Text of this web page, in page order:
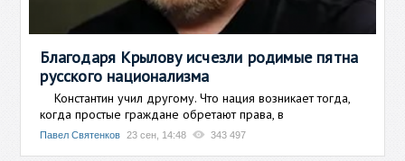
Благодаря Крылову исчезли родимые пятна
русского национализма
Константин учил другому. Что нация возникает тогда,
когда простые граждане обретают права, в
Павел Святенков 23 сен, 14:48 343 497